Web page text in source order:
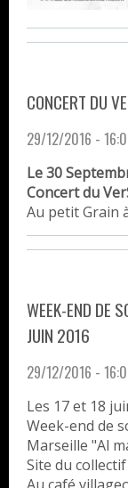
CONCERT DU
29/12/2016 -
Le 30
Concert du
Au petit Grain
WEEK-END DE
JUIN 2016
29/12/2016 -
Les 17 et 18
Week-end de
Marseille "Al
Site du